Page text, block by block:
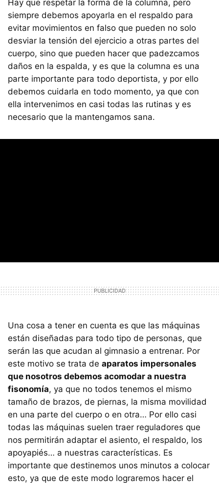
Hay que respetar la forma de la columna, pero
siempre debemos apoyarla en el respaldo para
evitar movimientos en falso que pueden no solo
desviar la tensión del ejercicio a otras partes del
cuerpo, sino que pueden hacer que padezcamos
daños en la espalda, y es que la columna es una
parte importante para todo deportista, y por ello
debemos cuidarla en todo momento, ya que con
ella intervenimos en casi todas las rutinas y es
necesario que la mantengamos sana.
Una cosa a tener en cuenta es que las máquinas
están diseñadas para todo tipo de personas, que
serán las que acudan al gimnasio a entrenar. Por
este motivo se trata de aparatos impersonales
que nosotros debemos acomodar a nuestra
fisonomía, ya que no todos tenemos el mismo
tamaño de brazos, de piernas, la misma movilidad
en una parte del cuerpo o en otra… Por ello casi
todas las máquinas suelen traer reguladores que
nos permitirán adaptar el asiento, el respaldo, los
apoyapiés… a nuestras características. Es
importante que destinemos unos minutos a colocar
esto, ya que de este modo lograremos hacer el